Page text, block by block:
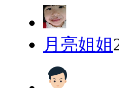
月亮姐姐